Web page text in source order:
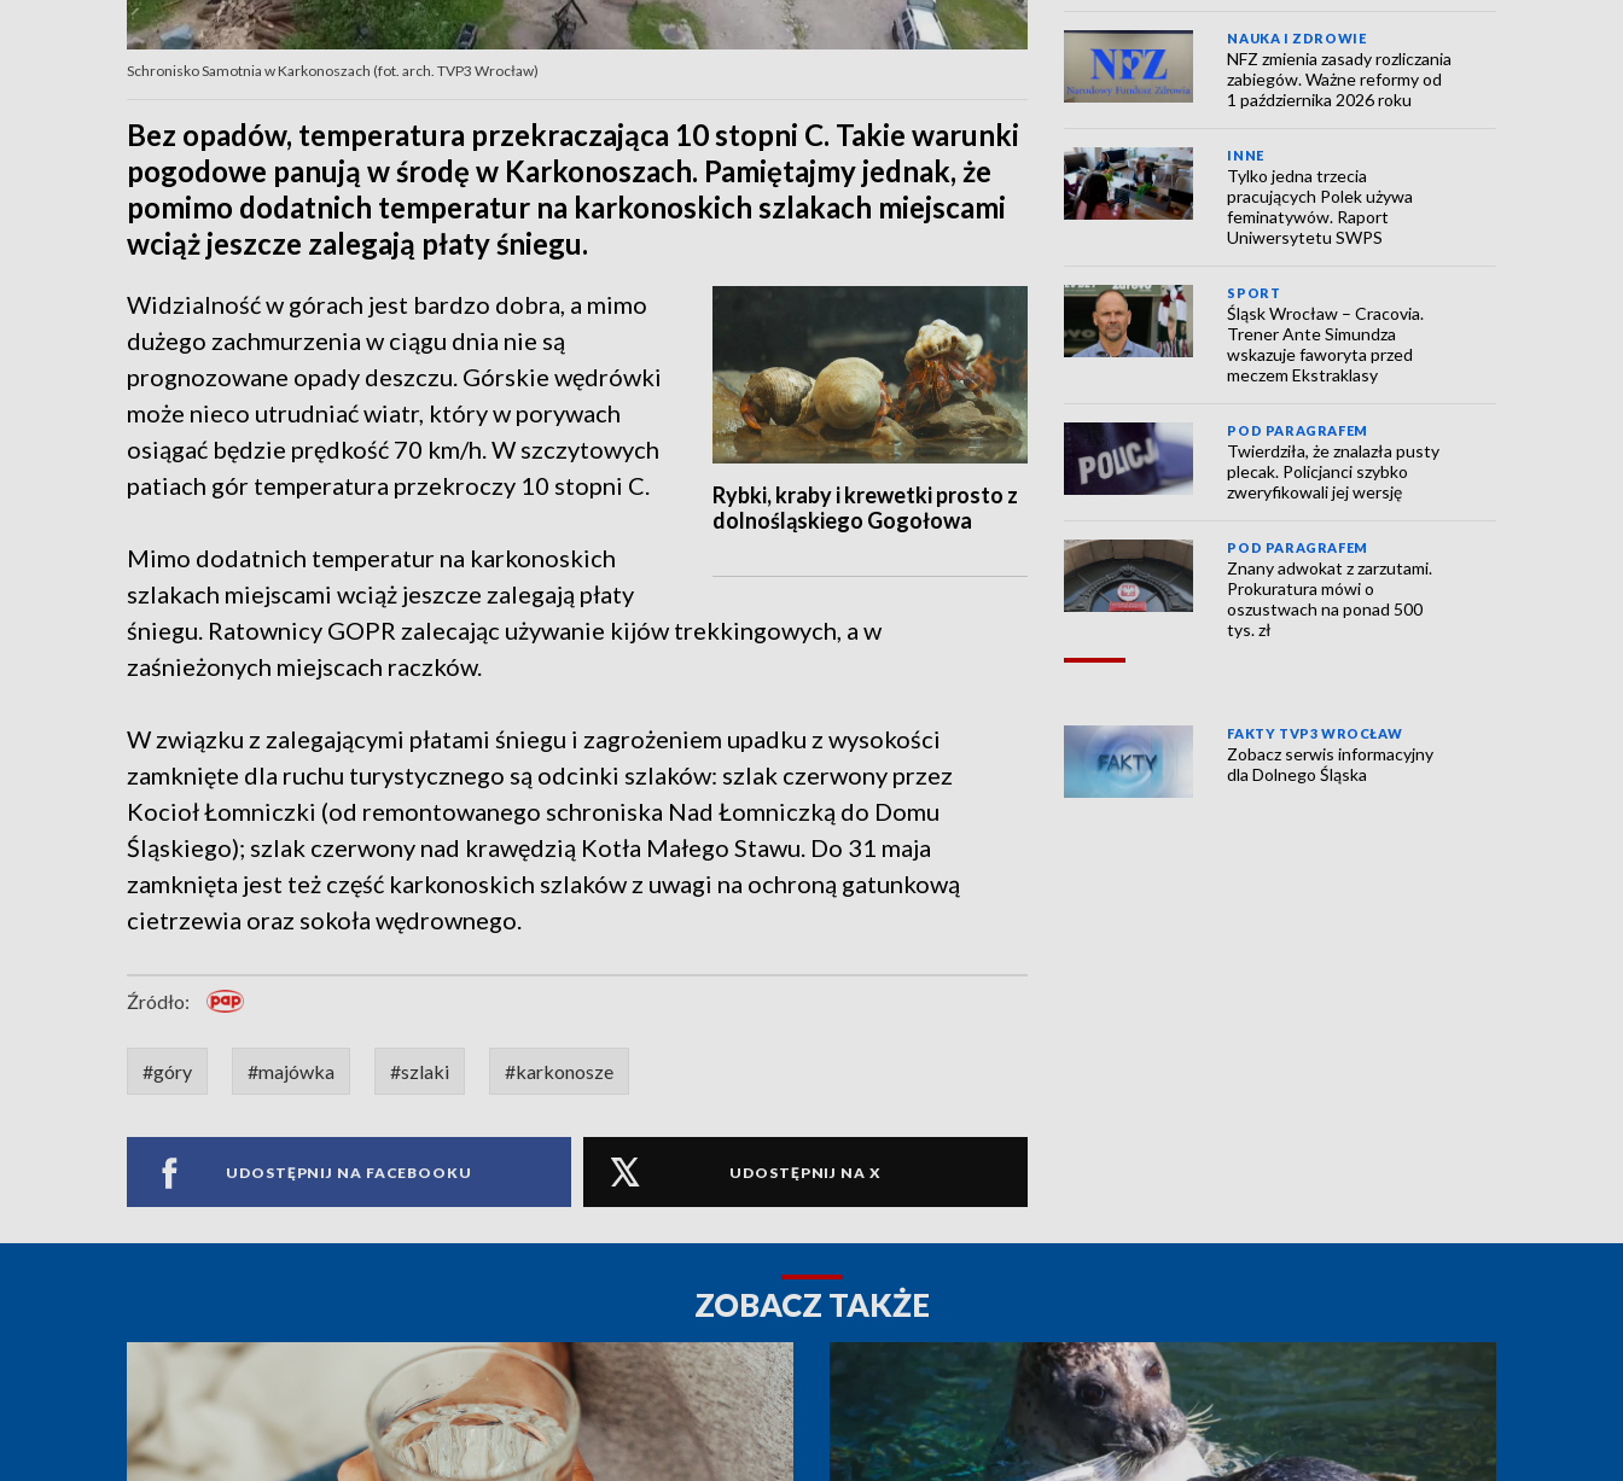
Schronisko Samotnia w Karkonoszach (fot. arch. TVP3 Wrocław)
Bez opadów, temperatura przekraczająca 10 stopni C. Takie warunki
pogodowe panują w środę w Karkonoszach. Pamiętajmy jednak, że
pomimo dodatnich temperatur na karkonoskich szlakach miejscami
wciąż jeszcze zalegają płaty śniegu.
Rybki, kraby i krewetki prosto z
dolnośląskiego Gogołowa
Widzialność w górach jest bardzo dobra, a mimo
dużego zachmurzenia w ciągu dnia nie są
prognozowane opady deszczu. Górskie wędrówki
może nieco utrudniać wiatr, który w porywach
osiągać będzie prędkość 70 km/h. W szczytowych
patiach gór temperatura przekroczy 10 stopni C.
Mimo dodatnich temperatur na karkonoskich
szlakach miejscami wciąż jeszcze zalegają płaty
śniegu. Ratownicy GOPR zalecając używanie kijów trekkingowych, a w
zaśnieżonych miejscach raczków.
W związku z zalegającymi płatami śniegu i zagrożeniem upadku z wysokości
zamknięte dla ruchu turystycznego są odcinki szlaków: szlak czerwony przez
Kocioł Łomniczki (od remontowanego schroniska Nad Łomniczką do Domu
Śląskiego); szlak czerwony nad krawędzią Kotła Małego Stawu. Do 31 maja
zamknięta jest też część karkonoskich szlaków z uwagi na ochroną gatunkową
cietrzewia oraz sokoła wędrownego.
Źródło:
#góry #majówka #szlaki #karkonosze
UDOSTĘPNIJ NA FACEBOOKU UDOSTĘPNIJ NA X
NAUKA I ZDROWIE
NFZ zmienia zasady rozliczania
zabiegów. Ważne reformy od
1 października 2026 roku
INNE
Tylko jedna trzecia
pracujących Polek używa
feminatywów. Raport
Uniwersytetu SWPS
SPORT
Śląsk Wrocław – Cracovia.
Trener Ante Simundza
wskazuje faworyta przed
meczem Ekstraklasy
POD PARAGRAFEM
Twierdziła, że znalazła pusty
plecak. Policjanci szybko
zweryfikowali jej wersję
POD PARAGRAFEM
Znany adwokat z zarzutami.
Prokuratura mówi o
oszustwach na ponad 500
tys. zł
FAKTY TVP3 WROCŁAW
Zobacz serwis informacyjny
dla Dolnego Śląska
ZOBACZ TAKŻE